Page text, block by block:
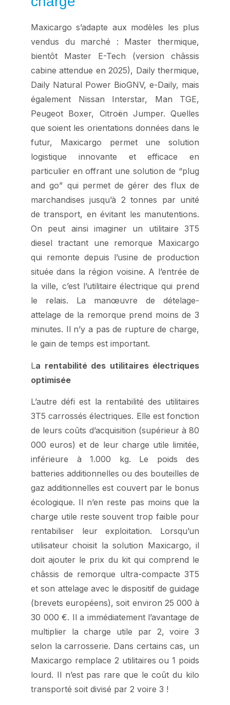
Maxicargo s’adapte aux modèles les plus
vendus du marché : Master thermique,
bientôt Master E-Tech (version châssis
cabine attendue en 2025), Daily thermique,
Daily Natural Power BioGNV, e-Daily, mais
également Nissan Interstar, Man TGE,
Peugeot Boxer, Citroën Jumper. Quelles
que soient les orientations données dans le
futur, Maxicargo permet une solution
logistique innovante et efficace en
particulier en offrant une solution de “plug
and go” qui permet de gérer des flux de
marchandises jusqu’à 2 tonnes par unité
de transport, en évitant les manutentions.
On peut ainsi imaginer un utilitaire 3T5
diesel tractant une remorque Maxicargo
qui remonte depuis l’usine de production
située dans la région voisine. A l’entrée de
la ville, c’est l’utilitaire électrique qui prend
le relais. La manœuvre de dételage-
attelage de la remorque prend moins de 3
minutes. Il n’y a pas de rupture de charge,
le gain de temps est important.
La rentabilité des utilitaires électriques
optimisée
L’autre défi est la rentabilité des utilitaires
3T5 carrossés électriques. Elle est fonction
de leurs coûts d’acquisition (supérieur à 80
000 euros) et de leur charge utile limitée,
inférieure à 1.000 kg. Le poids des
batteries additionnelles ou des bouteilles de
gaz additionnelles est couvert par le bonus
écologique. Il n’en reste pas moins que la
charge utile reste souvent trop faible pour
rentabiliser leur exploitation. Lorsqu’un
utilisateur choisit la solution Maxicargo, il
doit ajouter le prix du kit qui comprend le
châssis de remorque ultra-compacte 3T5
et son attelage avec le dispositif de guidage
(brevets européens), soit environ 25 000 à
30 000 €. Il a immédiatement l’avantage de
multiplier la charge utile par 2, voire 3
selon la carrosserie. Dans certains cas, un
Maxicargo remplace 2 utilitaires ou 1 poids
lourd. Il n’est pas rare que le coût du kilo
transporté soit divisé par 2 voire 3 !